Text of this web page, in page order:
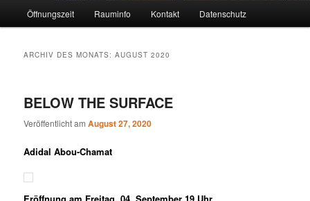
HauptmenüÖffnungszeit Rauminfo Kontakt Datenschutz
ARCHIV DES MONATS:AUGUST 2020
BELOW THE SURFACE
Veröffentlicht amAugust 27, 2020
Adidal Abou-Chamat